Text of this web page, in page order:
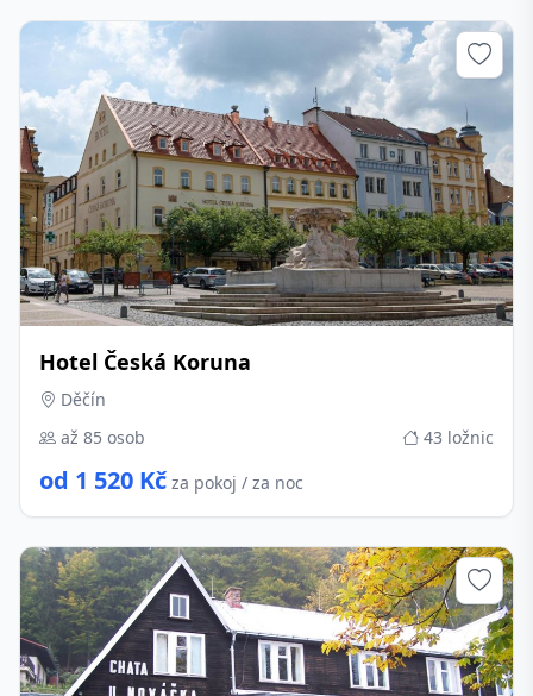
Hotel Česká Koruna
Děčín
až 85 osob
43 ložnic
od 1 520 Kč za pokoj / za noc